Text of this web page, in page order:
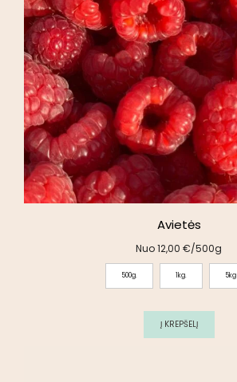
Avietės
Nuo12,00 €/500g
500g. 1kg. 5kg
Į KREPŠELĮ